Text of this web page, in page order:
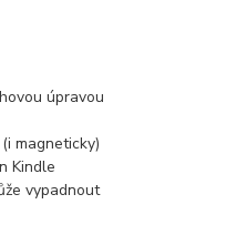
úpravou
magneticky)
Kindle
vypadnout